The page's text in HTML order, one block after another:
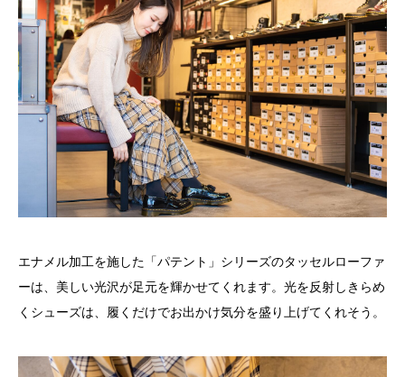
エナメル加工を施した「パテント」シリーズのタッセルローファ
ーは、美しい光沢が足元を輝かせてくれます。光を反射しきらめ
くシューズは、履くだけでお出かけ気分を盛り上げてくれそう。